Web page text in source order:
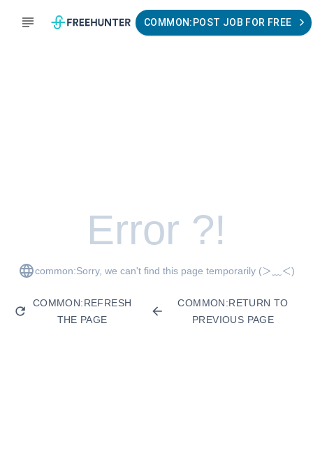
COMMON:POST JOB FOR FREE
Error ?!
common:Sorry, we can't find this page temporarily (＞﹏＜)
COMMON:REFRESH
THE PAGE
COMMON:RETURN TO
PREVIOUS PAGE